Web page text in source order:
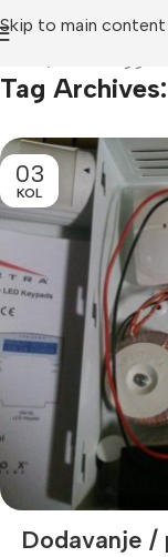
Skip to main content
Tag
03
KOL
Dodavanje /